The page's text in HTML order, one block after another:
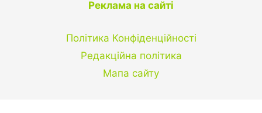
Реклама на сайті
Політика Конфіденційності
Редакційна політика
Мапа сайту